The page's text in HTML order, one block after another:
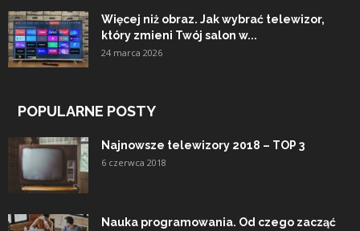
Więcej niż obraz. Jak wybrać telewizor,
który zmieni Twój salon w...
24 marca 2026
POPULARNE POSTY
Najnowsze telewizory 2018 – TOP 3
6 czerwca 2018
Nauka programowania. Od czego zacząć